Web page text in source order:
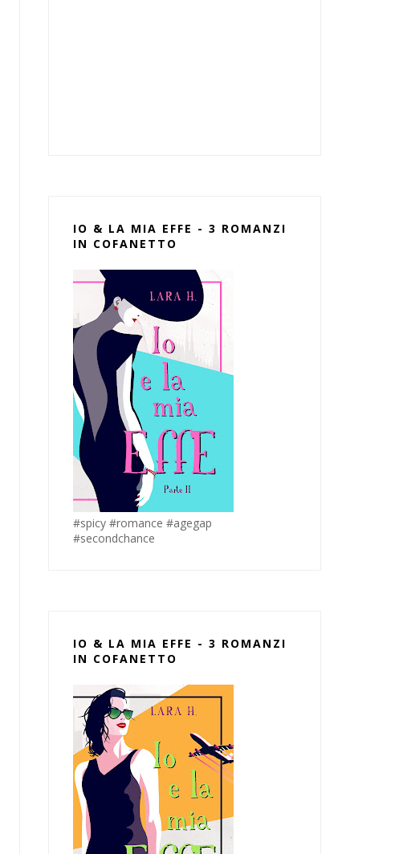
IO & LA MIA EFFE - 3 ROMANZI
IN COFANETTO
#spicy #romance #agegap
#secondchance
IO & LA MIA EFFE - 3 ROMANZI
IN COFANETTO